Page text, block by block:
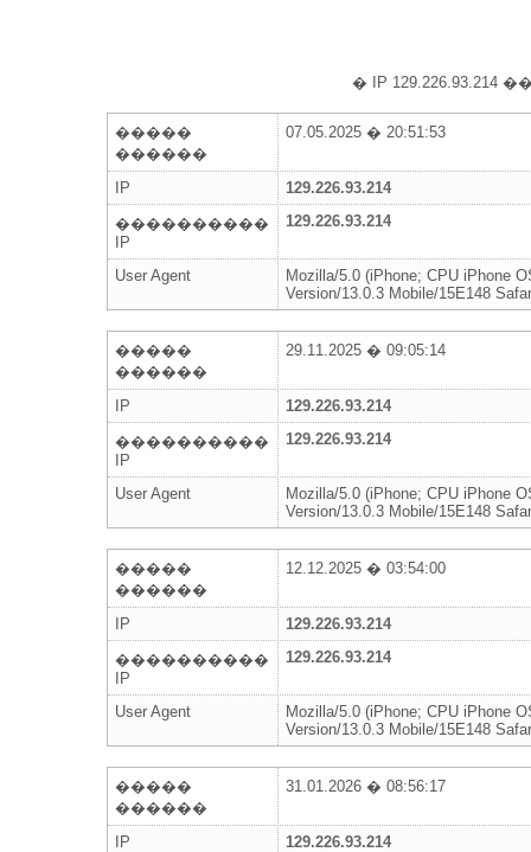
� IP
�����
������
07.05.2025 � 20:51:53
IP
129.226.93.214
����������
IP
129.226.93.214
User Agent
Mozilla/5.0 (iPhone; CPU iPhone
Version/13.0.3 Mobile/15E148
�����
������
29.11.2025 � 09:05:14
IP
129.226.93.214
����������
IP
129.226.93.214
User Agent
Mozilla/5.0 (iPhone; CPU iPhone
Version/13.0.3 Mobile/15E148
�����
������
12.12.2025 � 03:54:00
IP
129.226.93.214
����������
IP
129.226.93.214
User Agent
Mozilla/5.0 (iPhone; CPU iPhone
Version/13.0.3 Mobile/15E148
�����
������
31.01.2026 � 08:56:17
IP
129.226.93.214